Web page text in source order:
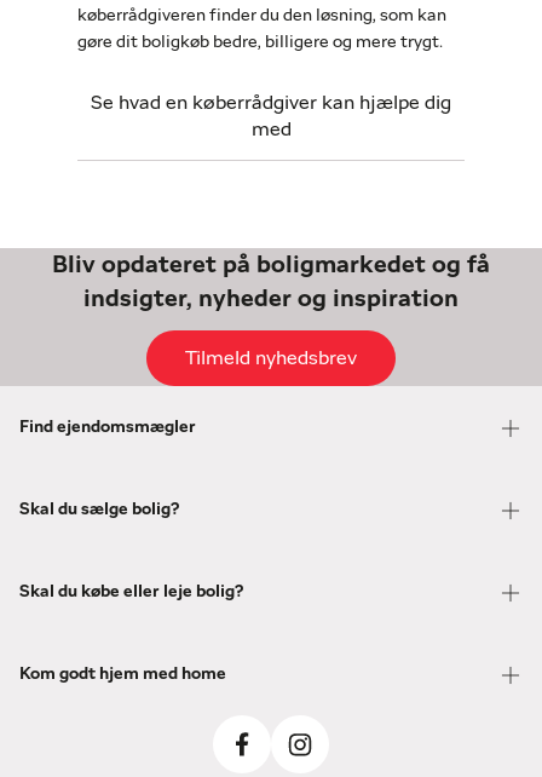
køberrådgiveren finder du den løsning, som kan
gøre dit boligkøb bedre, billigere og mere trygt.
Se hvad en køberrådgiver kan hjælpe dig
med
Bliv opdateret på boligmarkedet og få
indsigter, nyheder og inspiration
Tilmeld nyhedsbrev
Find ejendomsmægler
Skal du sælge bolig?
Skal du købe eller leje bolig?
Kom godt hjem med home